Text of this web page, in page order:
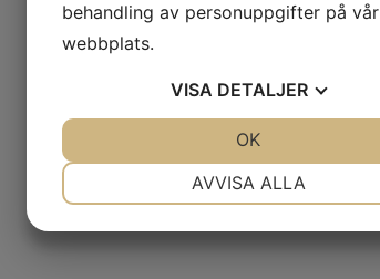
behandling av personuppgifter på vår
webbplats.
VISA DETALJER
AVVISA ALLA
OK